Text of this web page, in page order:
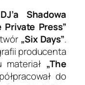
DJ’a Shadowa
Private Press”
„Six Days”.
producenta
„The
do